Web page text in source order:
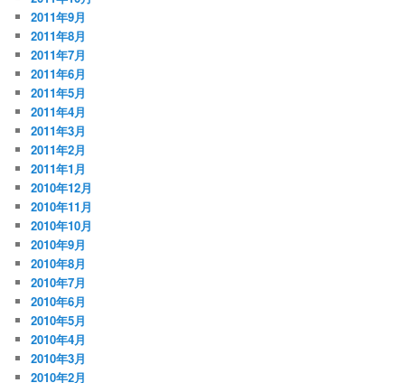
2011年9月
2011年8月
2011年7月
2011年6月
2011年5月
2011年4月
2011年3月
2011年2月
2011年1月
2010年12月
2010年11月
2010年10月
2010年9月
2010年8月
2010年7月
2010年6月
2010年5月
2010年4月
2010年3月
2010年2月